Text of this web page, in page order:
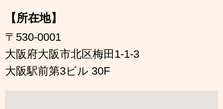
【所在地】
〒530-0001
大阪府大阪市北区梅田1-1-3
大阪駅前第3ビル 30F